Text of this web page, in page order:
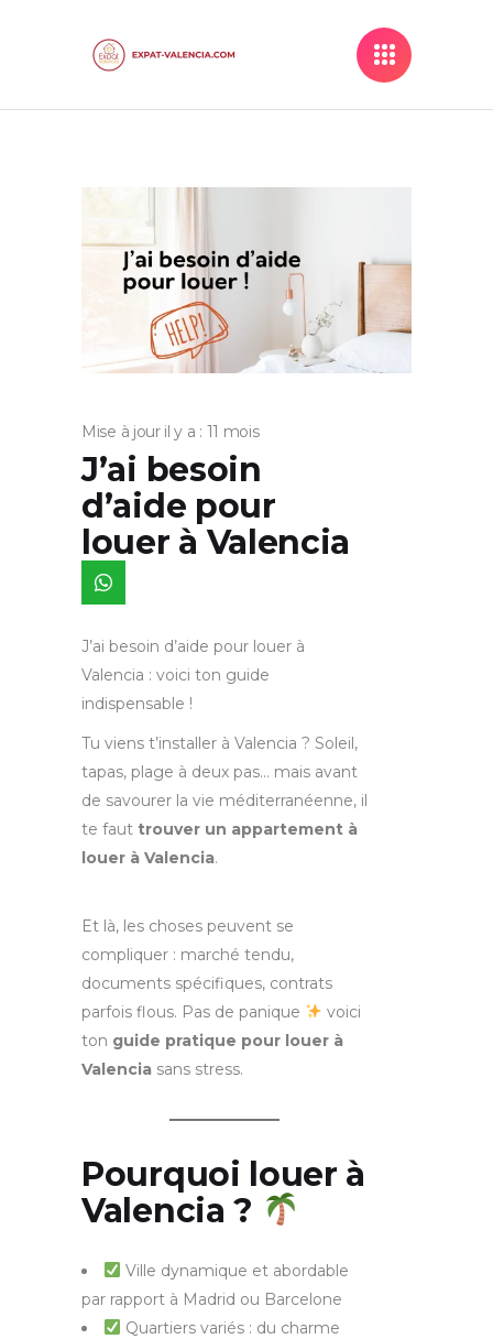
Mise à jour il y a : 11 mois
J’ai besoin
d’aide pour
louer à Valencia
J’ai besoin d’aide pour louer à
Valencia : voici ton guide
indispensable !
Tu viens t’installer à Valencia ? Soleil,
tapas, plage à deux pas… mais avant
de savourer la vie méditerranéenne, il
te faut trouver un appartement à
louer à Valencia.
Et là, les choses peuvent se
compliquer : marché tendu,
documents spécifiques, contrats
parfois flous. Pas de panique
voici
ton guide pratique pour louer à
Valencia sans stress.
Pourquoi louer à
Valencia ?
Ville dynamique et abordable
par rapport à Madrid ou Barcelone
Quartiers variés : du charme